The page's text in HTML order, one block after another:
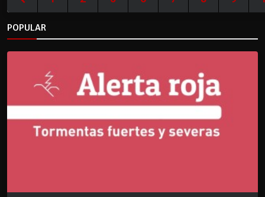
POPULAR